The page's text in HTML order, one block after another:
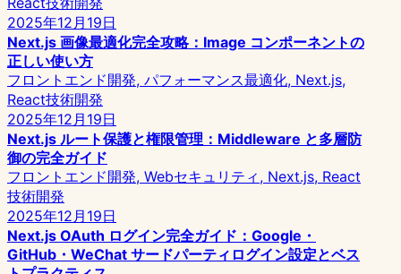
2025年12月19日
Next.js 画像最適化完全攻略：Image コンポーネントの
正しい使い方
フロントエンド開発, パフォーマンス最適化, Next.js,
React技術開発
2025年12月19日
Next.js ルート保護と権限管理：Middleware と多層防
御の完全ガイド
フロントエンド開発, Webセキュリティ, Next.js, React
技術開発
2025年12月19日
Next.js OAuth ログイン完全ガイド：Google・
GitHub・WeChat サードパーティログイン設定とベス